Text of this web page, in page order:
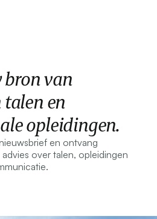
bron van
en
opleidingen.
en ontvang
over talen, opleidingen